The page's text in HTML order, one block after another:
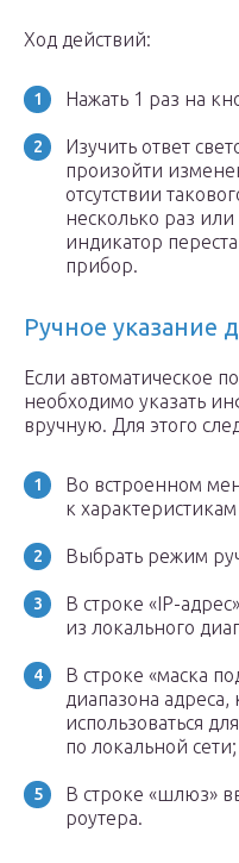
Ход действий:
Нажать 1 раз на
Изучить ответ
произойти
отсутствии
несколько раз или
индикатор
прибор.
Ручное указание
Если автоматическое
необходимо указать
вручную. Для этого
Во встроенном
к
Выбрать режим
В строке «IP-
из локального
В строке «маска
диапазона адреса,
использоваться
по локальной сети;
В строке «шлюз»
роутера.